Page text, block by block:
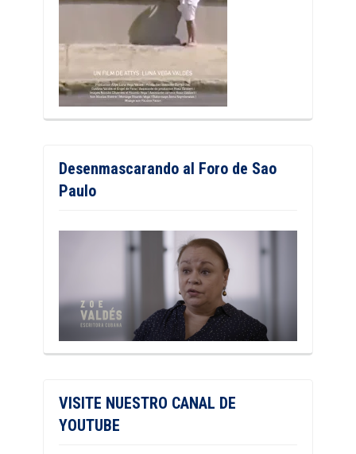
Desenmascarando al Foro de Sao
Paulo
VISITE NUESTRO CANAL DE
YOUTUBE